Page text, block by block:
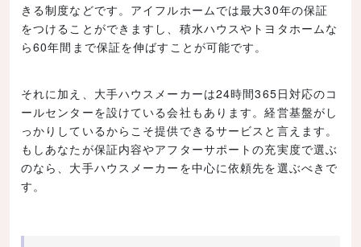
きる制度などです。アイフルホームでは最大30年の保証
をつけることができますし、積水ハウスやトヨタホームな
ら60年間まで保証を伸ばすことが可能です。
それに加え、大手ハウスメーカーは24時間365日対応のコ
ールセンターを設けている会社もあります。経営基盤がし
っかりしているからこそ提供できるサービスと言えます。
もしあなたが保証内容やアフターサポートの充実度で選ぶ
のなら、大手ハウスメーカーを中心に依頼先を選ぶべきで
す。